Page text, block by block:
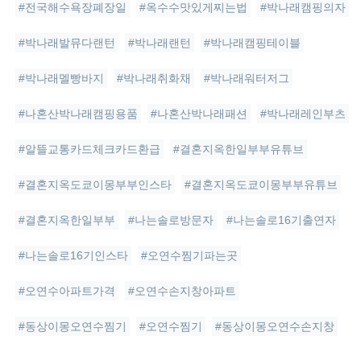
#전국해수욕장폐장일 #옥수수맛있게찌는법 #박나래캠핑의자
#박나래발뮤다랜턴 #박나래랜턴 #박나래캠핑테이블
#박나래멜빵바지 #박나래취화채 #박나래워터저그
#나혼산박나래캠핑용품 #나혼산박나래패션 #박나래레인부츠
#알뜰교통카드체크카드환급 #결혼지옥한일부부유튜브
#결혼지옥도쿄이몽부부인스타 #결혼지옥도쿄이몽부부유튜브
#결혼지옥한일부부 #나는솔로방문자 #나는솔로16기출연자
#나는솔로16기인스타 #오연수찜기파는곳
#오연수아파트가격 #오연수손지창아파트
#동상이몽오연수찜기 #오연수찜기 #동상이몽오연수손지창